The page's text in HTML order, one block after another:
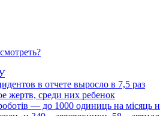
в отчете выросло в 7,5 раз
жертв, среди них ребенок
— до 1000 одиниць на місяць на